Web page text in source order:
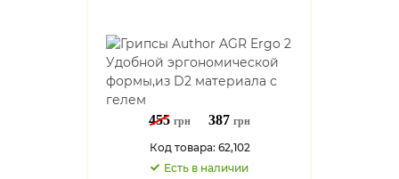
455 грн 387 грн
Код товара: 62,102
Есть в наличии